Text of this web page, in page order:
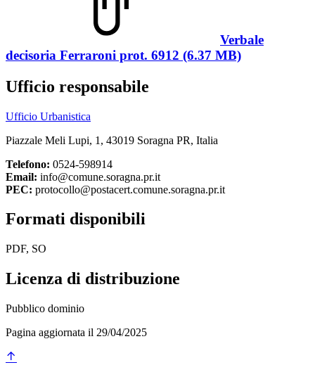
Verbale
decisoria Ferraroni prot. 6912 (6.37 MB)
Ufficio responsabile
Ufficio Urbanistica
Piazzale Meli Lupi, 1, 43019 Soragna PR, Italia
Telefono: 0524-598914
Email: info@comune.soragna.pr.it
PEC: protocollo@postacert.comune.soragna.pr.it
Formati disponibili
PDF, SO
Licenza di distribuzione
Pubblico dominio
Pagina aggiornata il 29/04/2025